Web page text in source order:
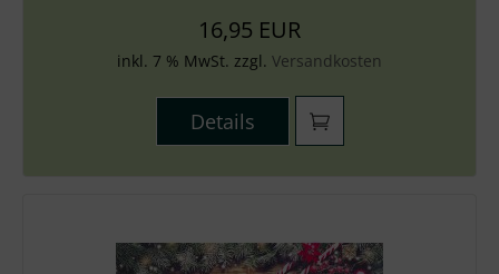
16,95 EUR
inkl. 7 % MwSt. zzgl. Versandkosten
Details